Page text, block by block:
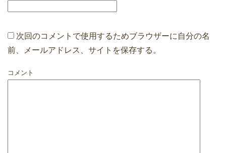
次回のコメントで使用するためブラウザーに自分の名
前、メールアドレス、サイトを保存する。
コメント